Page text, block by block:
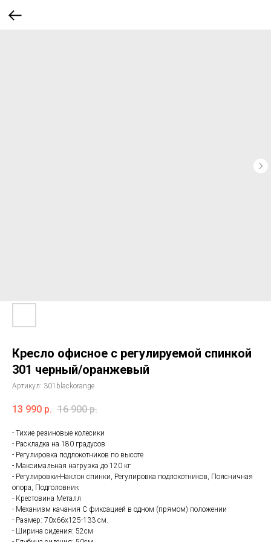
Кресло офисное с регулируемой спинкой
301 черный/оранжевый
Артикул: 301blackorange
13 990 р. 16 900 р.
- Тихие резиновые колесики
- Раскладка на 180 градусов
- Регулировка подлокотников по высоте
- Максимальная нагрузка до 120 кг
- Регулировки-Наклон спинки, Регулировка подлокотников, Поясничная
опора, Подголовник
- Крестовина Металл
- Механизм качания С фиксацией в одном (прямом) положении
- Размер: 70х66х125-133 см.
- Ширина сидения: 52см